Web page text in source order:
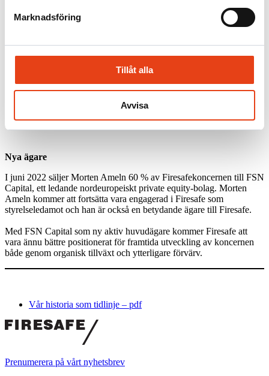
Marknadsföring
Tillåt alla
Avvisa
totalleverantör inom brandskydd så 2017 köper Firesafe Sverige AB
upp Kidde Sweden AB och bildar syskonbolaget Firesafe Protection
Den 1 januari 2021 genomgick företaget en fusion mellan
syskonföretagen Firesafe Protection i Sverige AB och Firesafe
Sverige AB och blir Firesafe Sverige AB. Firesafe Sverige AB ingår
då ensam ägare, Morten Ameln.
Nya ägare
I juni 2022 säljer Morten Ameln 60 % av Firesafekoncernen till FSN
Capital, ett ledande nordeuropeiskt private equity-bolag. Morten
Ameln kommer att fortsätta vara engagerad i Firesafe som
styrelseledamot och han är också en betydande ägare till Firesafe.
Med FSN Capital som ny aktiv huvudägare kommer Firesafe att
vara ännu bättre positionerat för framtida utveckling av koncernen
både genom organisk tillväxt och ytterligare förvärv.
Vår historia som tidlinje – pdf
Prenumerera på vårt nyhetsbrev